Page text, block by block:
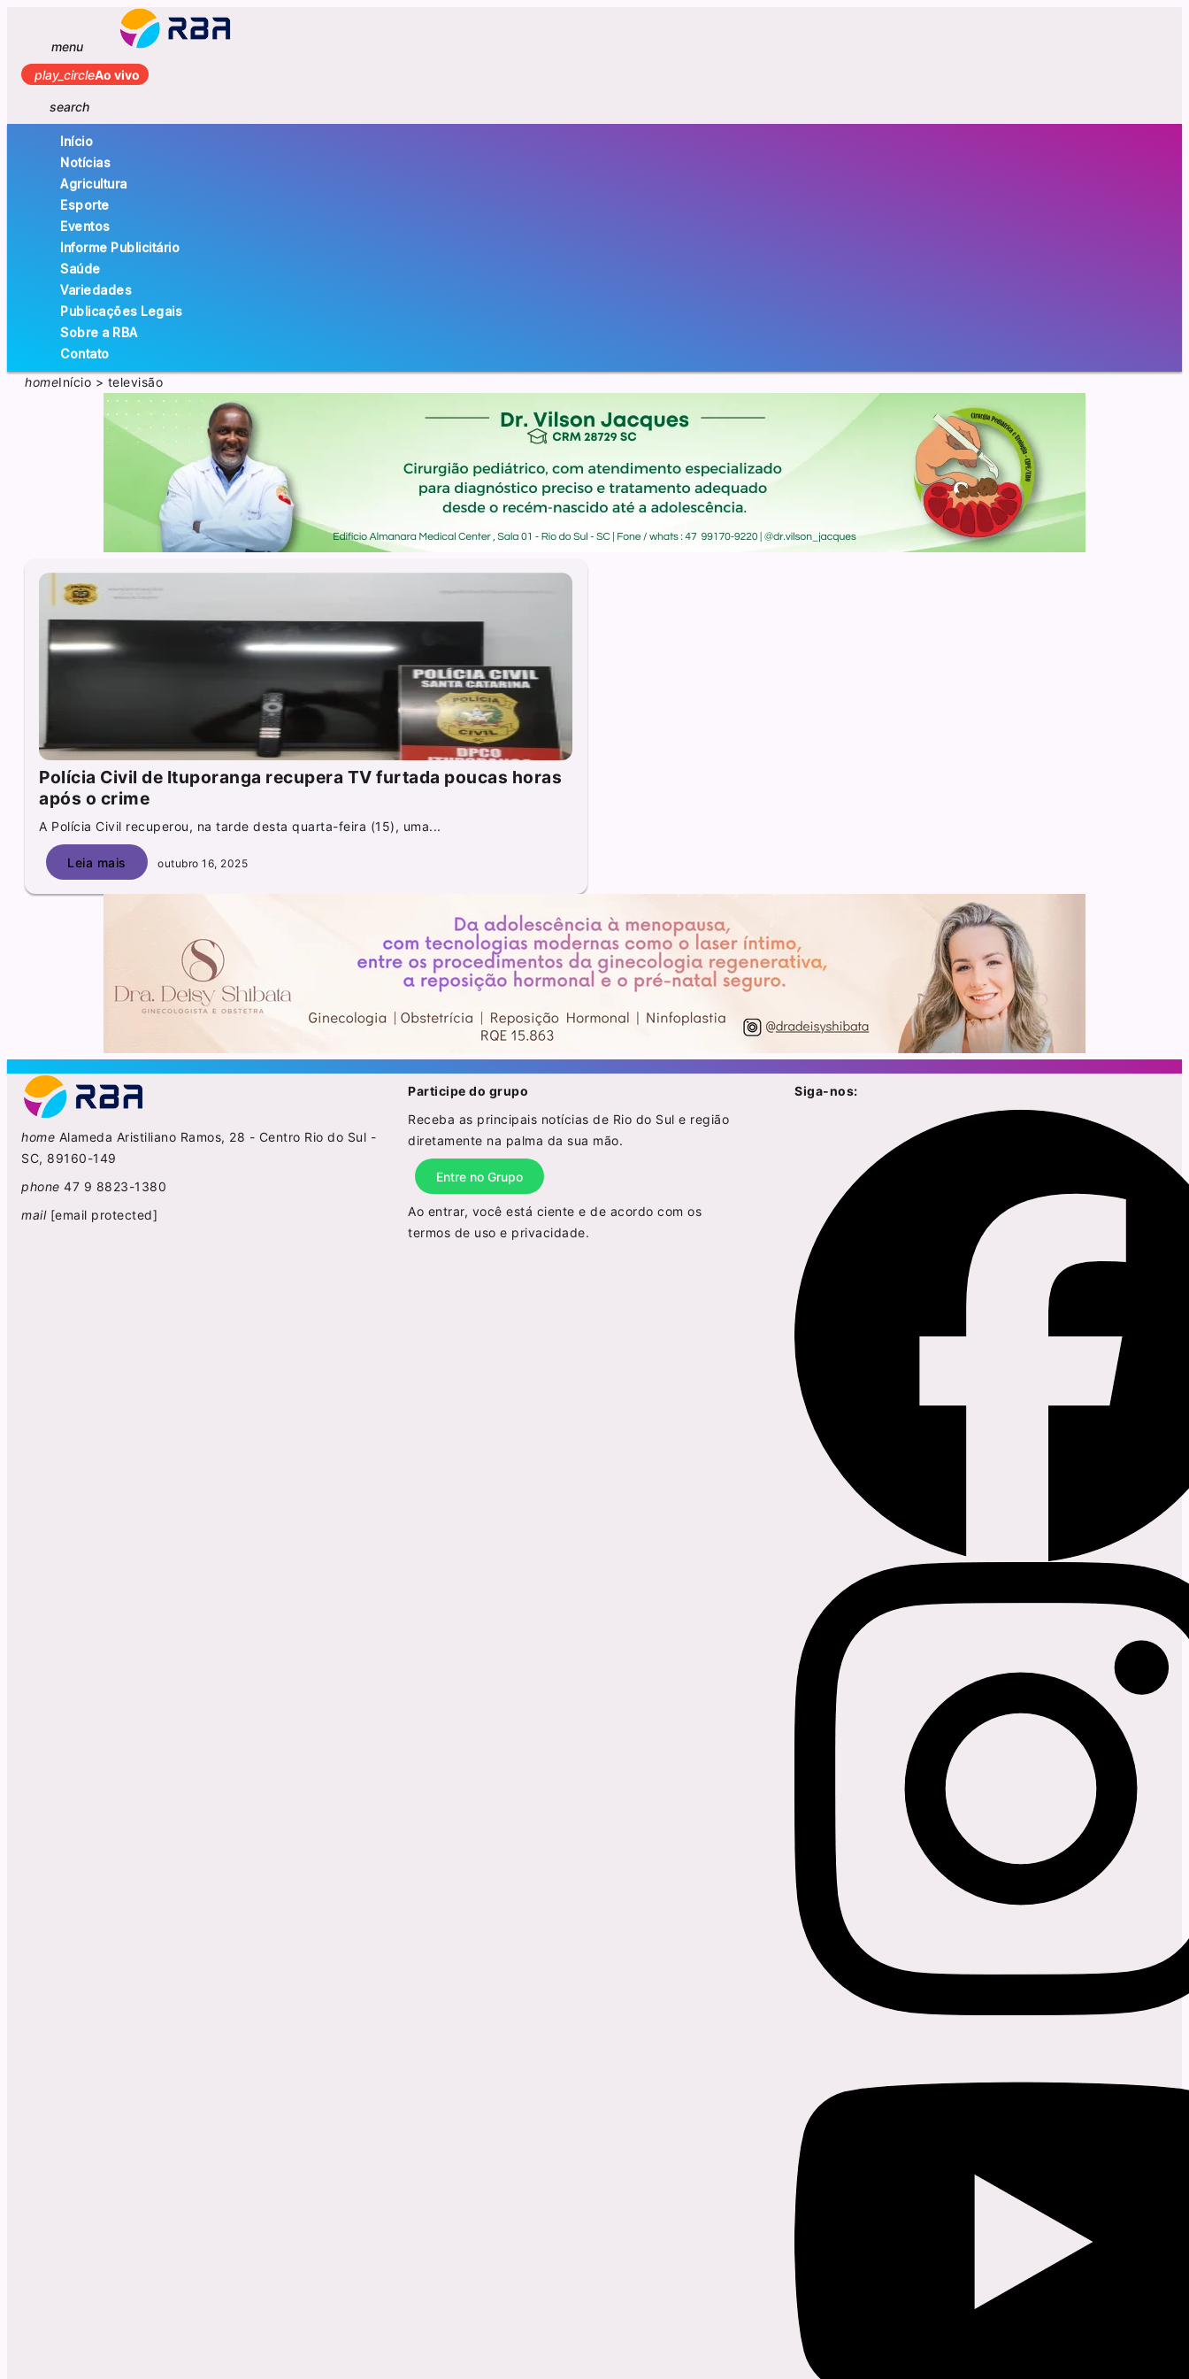
menu
play_circleAo vivo
search
Início
Notícias
Agricultura
Esporte
Eventos
Informe Publicitário
Saúde
Variedades
Publicações Legais
Sobre a RBA
Contato
homeInício > televisão
Polícia Civil de Ituporanga recupera TV furtada poucas horas
após o crime
A Polícia Civil recuperou, na tarde desta quarta-feira (15), uma...
Leia mais outubro 16, 2025
home Alameda Aristiliano Ramos, 28 - Centro Rio do Sul -
SC, 89160-149
phone 47 9 8823-1380
mail [email protected]
Participe do grupo
Receba as principais notícias de Rio do Sul e região
diretamente na palma da sua mão.
Entre no Grupo
Ao entrar, você está ciente e de acordo com os
termos de uso e privacidade.
Siga-nos: